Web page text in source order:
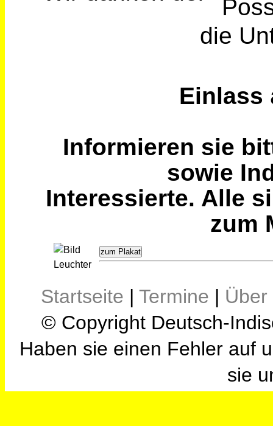
die
Einlass
Informieren sie
sowie
Interessierte. Alle
zum
zum Plakat
Startseite | Termine |
© Copyright Deutsch-
Haben sie einen Fehler auf
sie